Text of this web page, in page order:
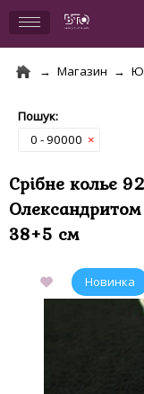
Магазин
0 - 90000 ×
Срібне кольє
38+5 см